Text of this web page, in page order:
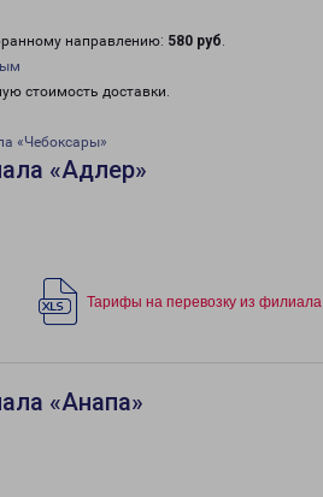
направлению: 580 руб.
стоимость доставки.
«Чебоксары»
«Адлер»
Тарифы на перевозку из филиала
«Анапа»